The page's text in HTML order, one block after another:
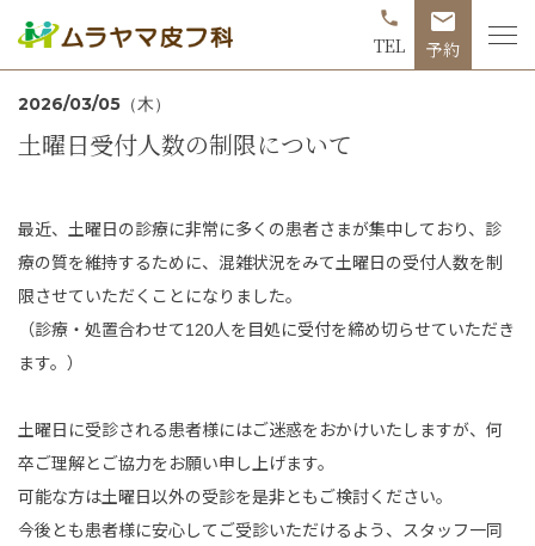
phone
TEL
mail
予約
2026/03/05（木）
土曜日受付人数の制限について
最近、土曜日の診療に非常に多くの患者さまが集中しており、診
療の質を維持するために、混雑状況をみて土曜日の受付人数を制
限させていただくことになりました。
（診療・処置合わせて120人を目処に受付を締め切らせていただき
ます。）
土曜日に受診される患者様にはご迷惑をおかけいたしますが、何
卒ご理解とご協力をお願い申し上げます。
可能な方は土曜日以外の受診を是非ともご検討ください。
今後とも患者様に安心してご受診いただけるよう、スタッフ一同